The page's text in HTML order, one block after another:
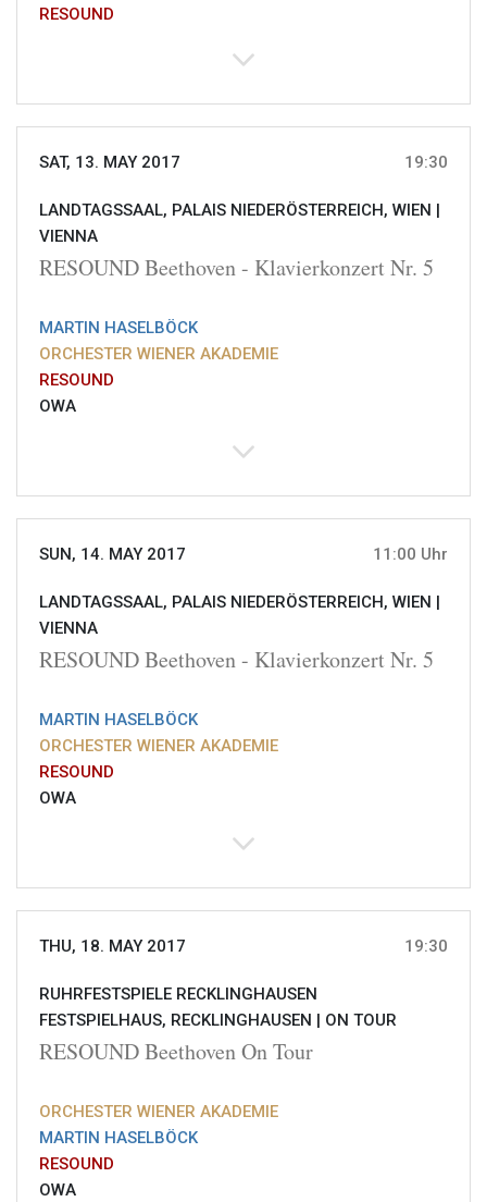
RESOUND
SAT, 13. MAY 2017 19:30
LANDTAGSSAAL, PALAIS NIEDERÖSTERREICH, WIEN |
VIENNA
RESOUND Beethoven - Klavierkonzert Nr. 5
MARTIN HASELBÖCK
ORCHESTER WIENER AKADEMIE
RESOUND
OWA
SUN, 14. MAY 2017 11:00 Uhr
LANDTAGSSAAL, PALAIS NIEDERÖSTERREICH, WIEN |
VIENNA
RESOUND Beethoven - Klavierkonzert Nr. 5
MARTIN HASELBÖCK
ORCHESTER WIENER AKADEMIE
RESOUND
OWA
THU, 18. MAY 2017 19:30
RUHRFESTSPIELE RECKLINGHAUSEN
FESTSPIELHAUS, RECKLINGHAUSEN | ON TOUR
RESOUND Beethoven On Tour
ORCHESTER WIENER AKADEMIE
MARTIN HASELBÖCK
RESOUND
OWA